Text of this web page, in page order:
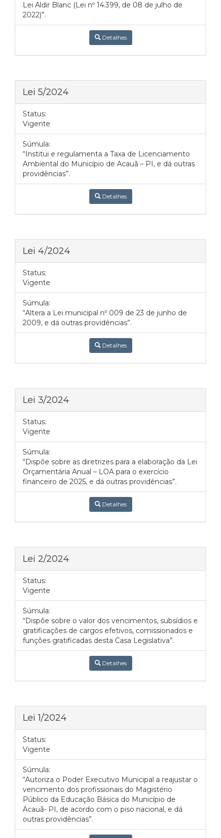
Lei Aldir Blanc (Lei nº 14.399, de 08 de julho de
2022)”.
Detalhes
Lei 5/2024
Status:
Vigente
Súmula:
“Institui e regulamenta a Taxa de Licenciamento
Ambiental do Município de Acauã – PI, e dá outras
providências”.
Detalhes
Lei 4/2024
Status:
Vigente
Súmula:
“Altera a Lei municipal nº 009 de 23 de junho de
2009, e dá outras providências”.
Detalhes
Lei 3/2024
Status:
Vigente
Súmula:
“Dispõe sobre as diretrizes para a elaboração da Lei
Orçamentária Anual – LOA para o exercício
financeiro de 2025, e dá outras providências”.
Detalhes
Lei 2/2024
Status:
Vigente
Súmula:
“Dispõe sobre o valor dos vencimentos, subsídios e
gratificações de cargos efetivos, comissionados e
funções gratificadas desta Casa Legislativa”.
Detalhes
Lei 1/2024
Status:
Vigente
Súmula:
“Autoriza o Poder Executivo Municipal a reajustar o
vencimento dos profissionais do Magistério
Público da Educação Básica do Município de
Acauã- PI, de acordo com o piso nacional, e dá
outras providências”.